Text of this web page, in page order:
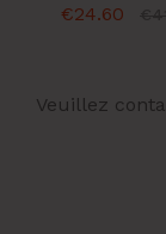
€24.60
€24.60
Veuillez